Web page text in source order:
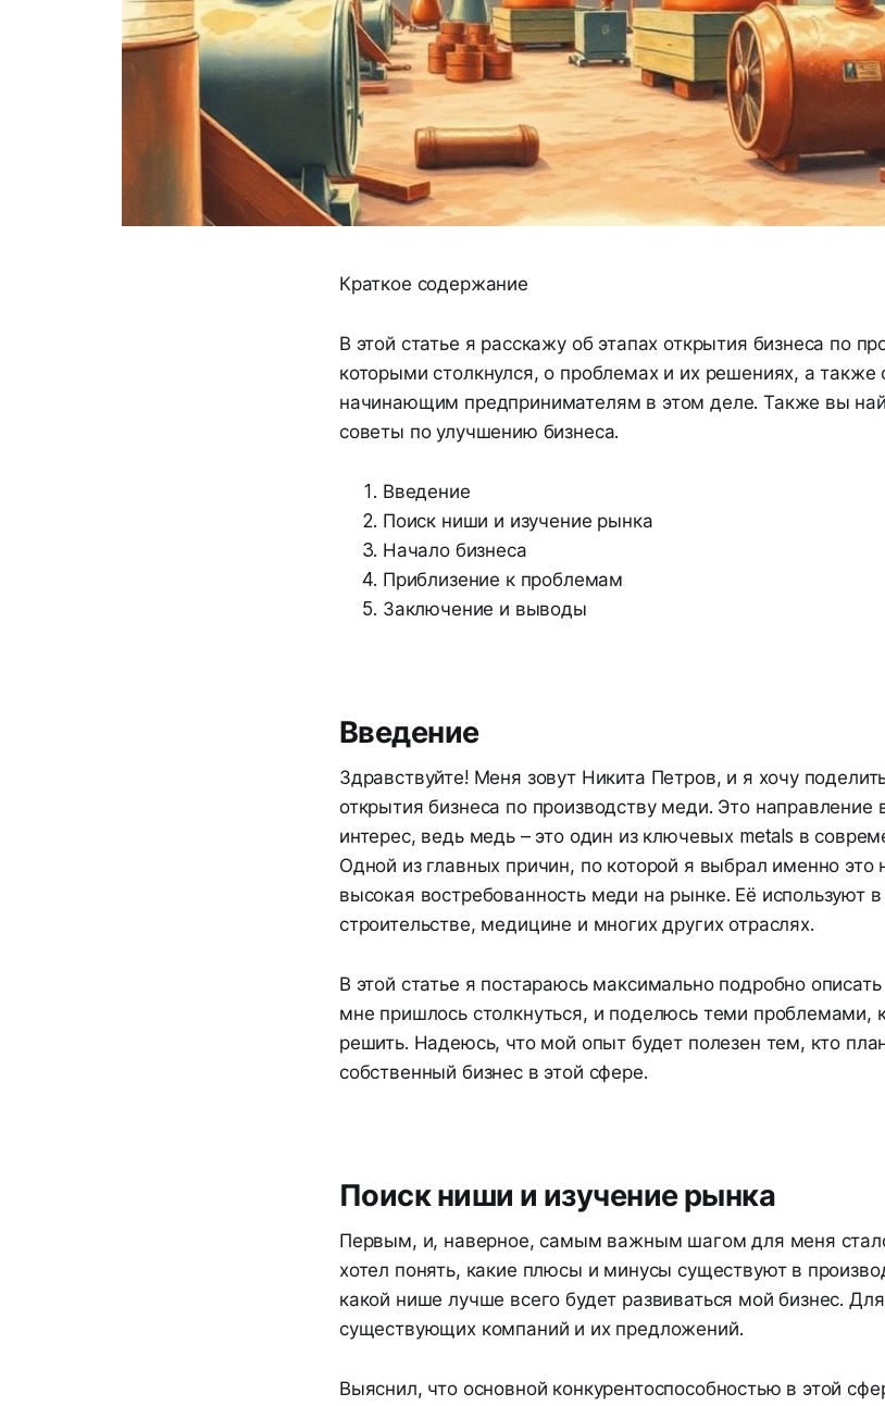
Краткое содержание
В этой статье я расскажу об этапах открытия бизнеса по
которыми столкнулся, о проблемах и их решениях, а также
начинающим предпринимателям в этом деле. Также вы
советы по улучшению бизнеса.
Введение
Поиск ниши и изучение рынка
Начало бизнеса
Приблизение к проблемам
Заключение и выводы
Введение
Здравствуйте! Меня зовут Никита Петров, и я хочу
открытия бизнеса по производству меди. Это направление
интерес, ведь медь – это один из ключевых metals в
Одной из главных причин, по которой я выбрал именно это
высокая востребованность меди на рынке. Её используют в
строительстве, медицине и многих других отраслях.
В этой статье я постараюсь максимально подробно
мне пришлось столкнуться, и поделюсь теми проблемами,
решить. Надеюсь, что мой опыт будет полезен тем, кто
собственный бизнес в этой сфере.
Поиск ниши и изучение рынка
Первым, и, наверное, самым важным шагом для меня
хотел понять, какие плюсы и минусы существуют в
какой нише лучше всего будет развиваться мой бизнес.
существующих компаний и их предложений.
Выяснил, что основной конкурентоспособностью в этой